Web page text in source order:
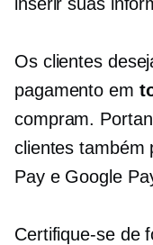
Os clientes
pagamento em
compram.
clientes também
Pay e Google
Certifique-se de